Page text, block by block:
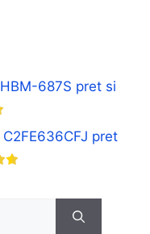
687S pret si
pret